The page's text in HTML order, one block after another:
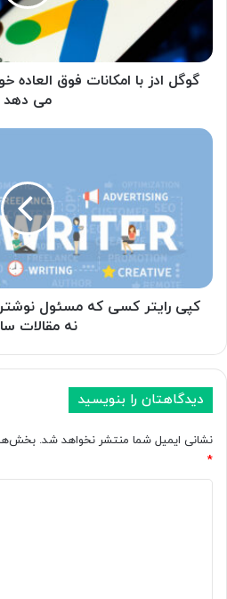
العاده
خود
کسب
و
کارتان
می
گوگل ادز با امکانات فوق العاده
می دهد
کپی
تبلیغات
شعارهاست
کپی رایتر کسی که مسئول
نه مقالات
دیدگاهتان را بنویسید
نشانی ایمیل شما منتشر نخواهد شد.
*